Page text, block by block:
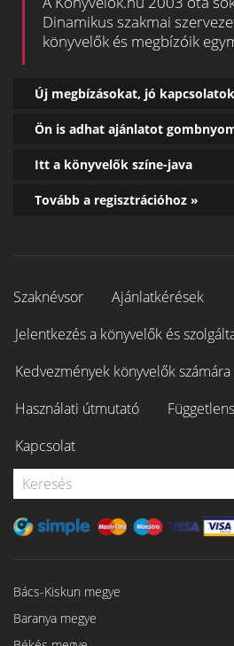
Dinamikus szakmai
könyvelők és megbízóik
Új megbízásokat, jó
Ön is adhat ajánlatot
Itt a könyvelők színe-java
Tovább a regisztrációhoz »
Szaknévsor
Ajánlatkérések
Jelentkezés a könyvelők és
Kedvezmények könyvelők számára
Használati útmutató
Kapcsolat
Bács-Kiskun megye
Baranya megye